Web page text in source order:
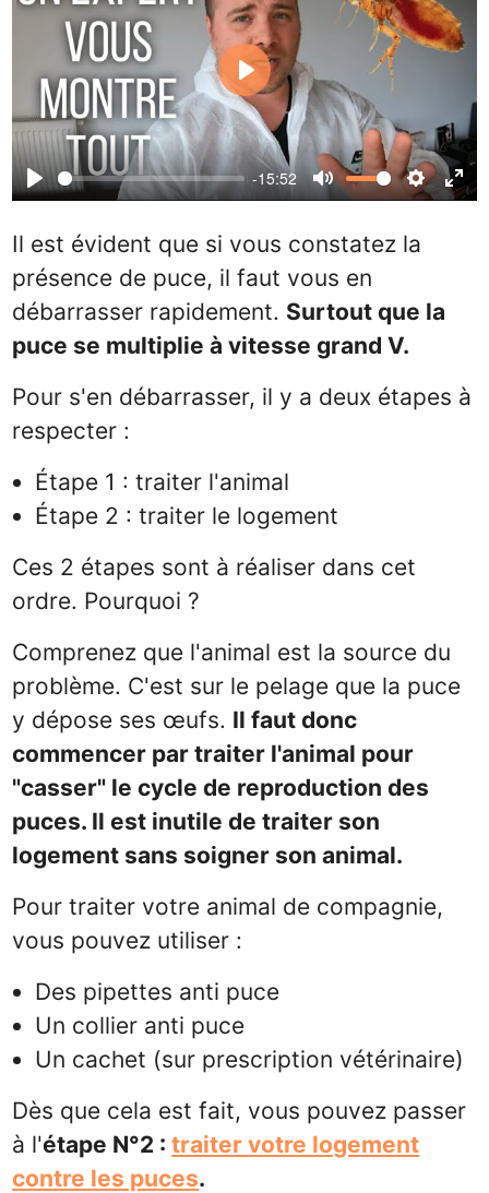
Play
-15:52
Mute
Play
Il est évident que si vous constatez la
présence de puce, il faut vous en
débarrasser rapidement. Surtout que la
puce se multiplie à vitesse grand V.
Pour s'en débarrasser, il y a deux étapes à
respecter :
Étape 1 : traiter l'animal
Étape 2 : traiter le logement
Ces 2 étapes sont à réaliser dans cet
ordre. Pourquoi ?
Comprenez que l'animal est la source du
problème. C'est sur le pelage que la puce
y dépose ses œufs. Il faut donc
commencer par traiter l'animal pour
"casser" le cycle de reproduction des
puces. Il est inutile de traiter son
logement sans soigner son animal.
Pour traiter votre animal de compagnie,
vous pouvez utiliser :
Des pipettes anti puce
Un collier anti puce
Un cachet (sur prescription vétérinaire)
Dès que cela est fait, vous pouvez passer
à l'étape N°2 :traiter votre logement
contre les puces.